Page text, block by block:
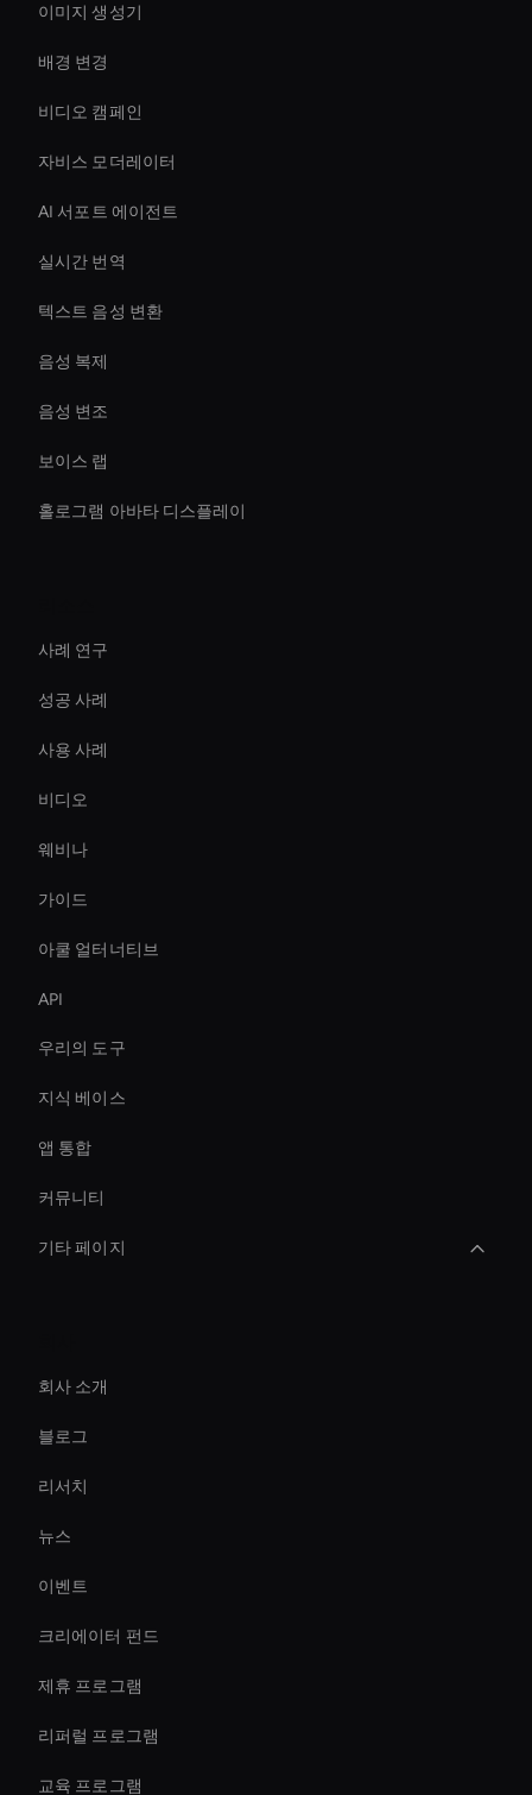
이미지 생성기
배경 변경
비디오 캠페인
자비스 모더레이터
AI 서포트 에이전트
실시간 번역
텍스트 음성 변환
음성 복제
음성 변조
보이스 랩
홀로그램 아바타 디스플레이
사례 연구
성공 사례
사용 사례
비디오
웨비나
가이드
아쿨 얼터너티브
API
우리의 도구
지식 베이스
앱 통합
커뮤니티
기타 페이지
Conversational Ai Avatar
Live Streaming Avatar
interactive hologram
Virtual Assistant For Business
virtual assistant for business
AI 스포츠 비디오 에디터
회사 소개
블로그
리서치
뉴스
이벤트
크리에이터 펀드
제휴 프로그램
리퍼럴 프로그램
교육 프로그램